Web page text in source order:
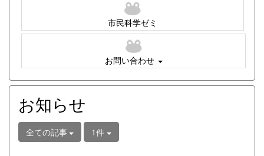
市民科学ゼミ
お問い合わせ
お知らせ
全ての記事 1件